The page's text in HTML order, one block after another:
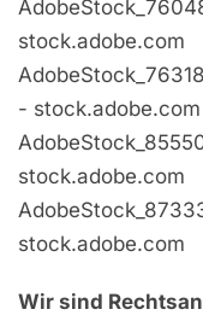
stock.adobe.com
- stock.adobe.com
stock.adobe.com
stock.adobe.com
Wir sind